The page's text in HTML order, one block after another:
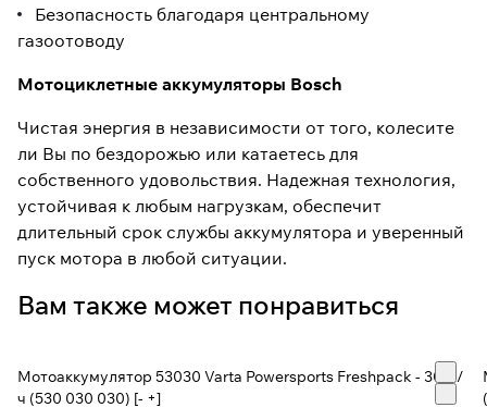
Безопасность благодаря центральному
газоотоводу
Мотоциклетные аккумуляторы Bosch
Чистая энергия в независимости от того, колесите
ли Вы по бездорожью или катаетесь для
собственного удовольствия. Надежная технология,
устойчивая к любым нагрузкам, обеспечит
длительный срок службы аккумулятора и уверенный
пуск мотора в любой ситуации.
Вам также может понравиться
Мотоаккумулятор 53030 Varta Powersports Freshpack - 30 А/
ч (530 030 030) [- +]